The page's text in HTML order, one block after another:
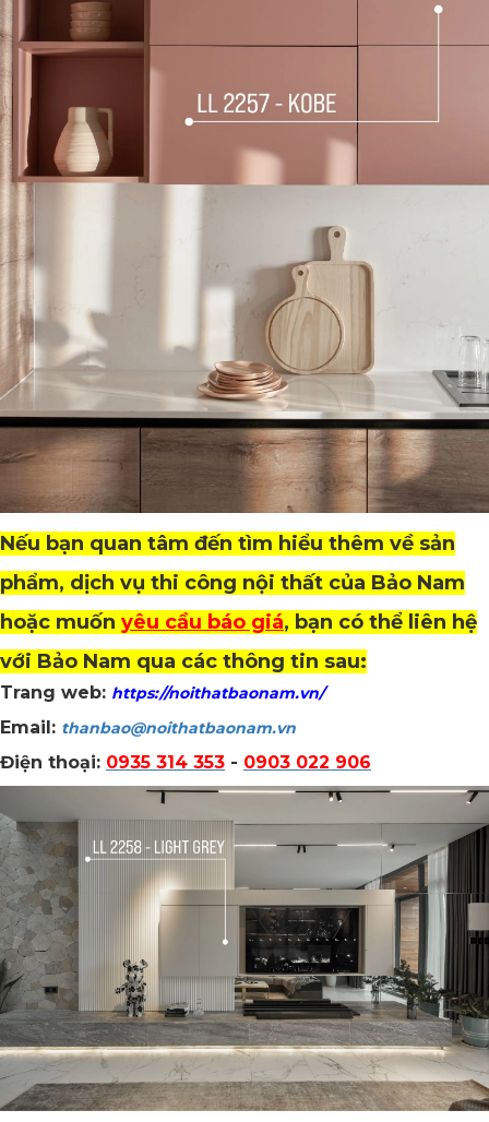
Nếu bạn quan tâm đến tìm hiểu thêm về sản
phẩm, dịch vụ thi công nội thất của Bảo Nam
hoặc muốn yêu cầu báo giá, bạn có thể liên hệ
với Bảo Nam qua các thông tin sau:
Trang web: https://noithatbaonam.vn/
Email: thanbao@noithatbaonam.vn
Điện thoại: 0935 314 353 - 0903 022 906